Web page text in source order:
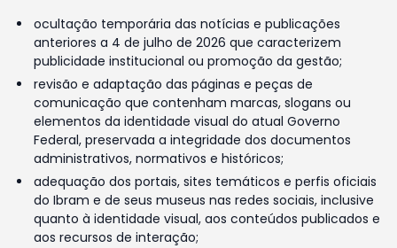
ocultação temporária das notícias e publicações
anteriores a 4 de julho de 2026 que caracterizem
publicidade institucional ou promoção da gestão;
revisão e adaptação das páginas e peças de
comunicação que contenham marcas, slogans ou
elementos da identidade visual do atual Governo
Federal, preservada a integridade dos documentos
administrativos, normativos e históricos;
adequação dos portais, sites temáticos e perfis oficiais
do Ibram e de seus museus nas redes sociais, inclusive
quanto à identidade visual, aos conteúdos publicados e
aos recursos de interação;